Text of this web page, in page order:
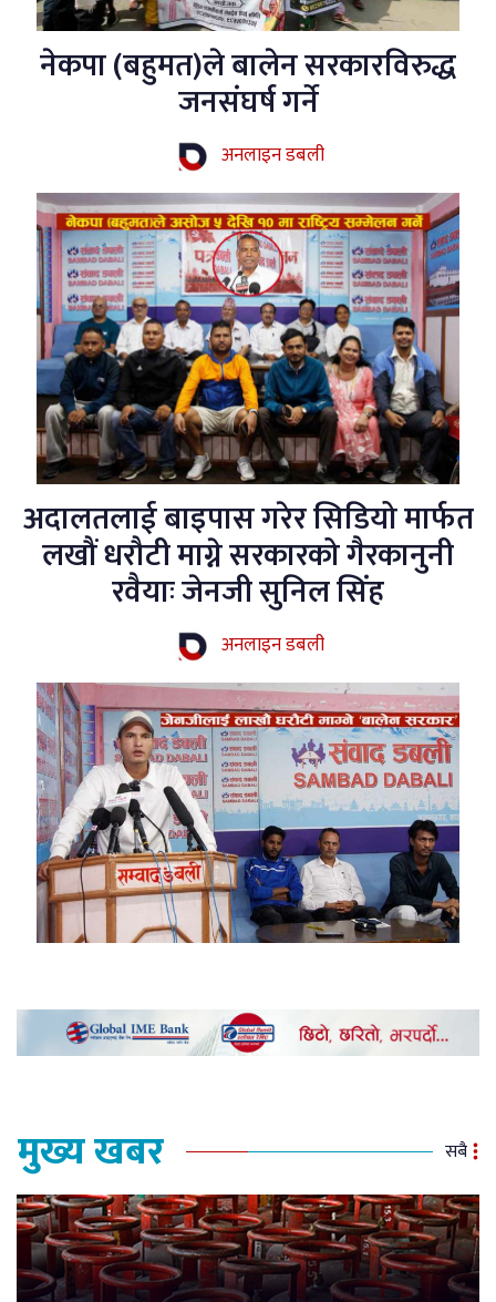
नेकपा (बहुमत)ले बालेन सरकारविरुद्ध
जनसंघर्ष गर्ने
अनलाइन डबली
अदालतलाई बाइपास गरेर सिडियो मार्फत
लखौं धरौटी माग्ने सरकारको गैरकानुनी
रवैयाः जेनजी सुनिल सिंह
अनलाइन डबली
मुख्य खबर सबै